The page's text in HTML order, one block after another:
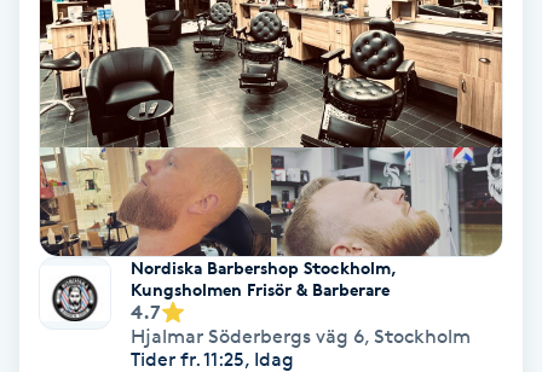
Kinesisk medicin
Kiropraktik
Klangmassage
Klippning
Klippning & Slingor
Klippning ungdom
Nordiska Barbershop Stockholm,
Kungsholmen Frisör & Barberare
4.7
Hjalmar Söderbergs väg 6, Stockholm
Tider fr. 11:25, Idag